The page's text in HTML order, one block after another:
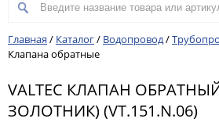
Главная / Каталог/ Водопровод/
Клапана обратные
VALTEC КЛАПАН
ЗОЛОТНИК) (VT.151.N.06)